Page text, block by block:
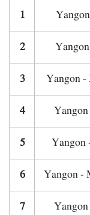
1
2
3 Yangon -
4
5 Yangon
6 Yangon -
7